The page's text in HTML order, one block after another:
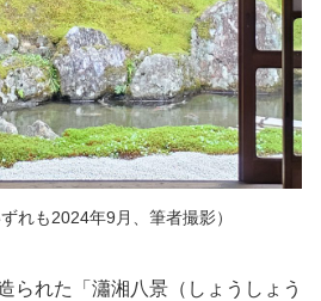
れも2024年9月、筆者撮影）
られた「瀟湘八景（しょうしょう